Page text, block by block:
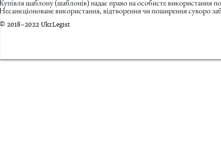
шаблону (шаблонів) надає право на особисте використання
використання, відтворення чи поширення суворо
2018-2022 UkrLegist